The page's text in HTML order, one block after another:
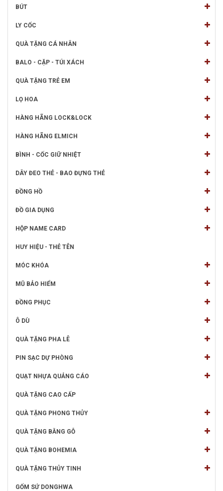
BÚT
LY CỐC
QUÀ TẶNG CÁ NHÂN
BALO - CẶP - TÚI XÁCH
QUÀ TẶNG TRẺ EM
LỌ HOA
HÀNG HÃNG LOCK&LOCK
HÀNG HÃNG ELMICH
BÌNH - CỐC GIỮ NHIỆT
DÂY ĐEO THẺ - BAO ĐỰNG THẺ
ĐỒNG HỒ
ĐỒ GIA DỤNG
HỘP NAME CARD
HUY HIỆU - THẺ TÊN
MÓC KHÓA
MŨ BẢO HIỂM
ĐỒNG PHỤC
Ô DÙ
QUÀ TẶNG PHA LÊ
PIN SẠC DỰ PHÒNG
QUẠT NHỰA QUẢNG CÁO
QUÀ TẶNG CAO CẤP
QUÀ TẶNG PHONG THỦY
QUÀ TẶNG BẰNG GỖ
QUÀ TẶNG BOHEMIA
QUÀ TẶNG THỦY TINH
GỐM SỨ DONGHWA